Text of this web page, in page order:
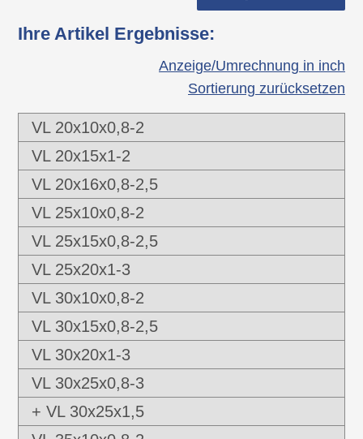
Aus produktionstechnischen Gründen kann
ein Restanguss die Schaftlänge überragen.
Material und Ausführung des Schaftes
stellen den Halt gegen Herausfallen und
eine ausreichend leichtgängige Montage
sicher.
Für den Einsatz als Gleiter (begrenzte
Scherfestigkeit) und für eine ausreichend
leichtgängige Montage in Rohren größerer
Wandstärken empfiehlt sich eine Anfasung
des Rohrinnendurchmessers (ca. 0,3 - 0,5
x 60°).
Je nach Artikel kann die
Oberflächenbeschaffenheit zwischen poliert
und erodiert variieren.
Die Lamellen sind nicht zur Abdichtung
gegen Flüssigkeiten geeignet.
Die Anzahl der Lamellen je Stopfen variiert
zwischen 2-4 Lamellen.
Gebrauchstemperaturbereich,
geräuschdämpfend, rutschhemmend).
fehlt? - Fragen Sie unser Verkaufsteam!
Ihre Artikel Ergebnisse:
Anzeige/Umrechnung in inch
Sortierung zurücksetzen
VL 20x10x0,8-2
VL 20x15x1-2
VL 20x16x0,8-2,5
VL 25x10x0,8-2
VL 25x15x0,8-2,5
VL 25x20x1-3
VL 30x10x0,8-2
VL 30x15x0,8-2,5
VL 30x20x1-3
VL 30x25x0,8-3
+ VL 30x25x1,5